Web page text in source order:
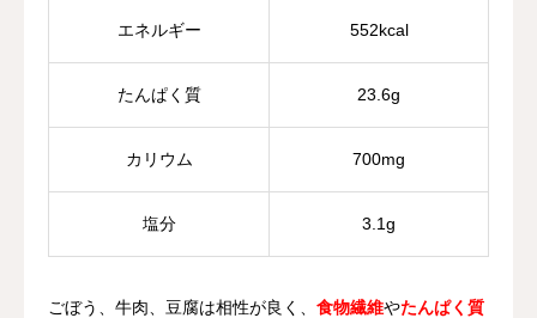
エネルギー 552kcal
たんぱく質 23.6g
カリウム 700mg
塩分 3.1g
ごぼう、牛肉、豆腐は相性が良く、 食物繊維やたんぱく質